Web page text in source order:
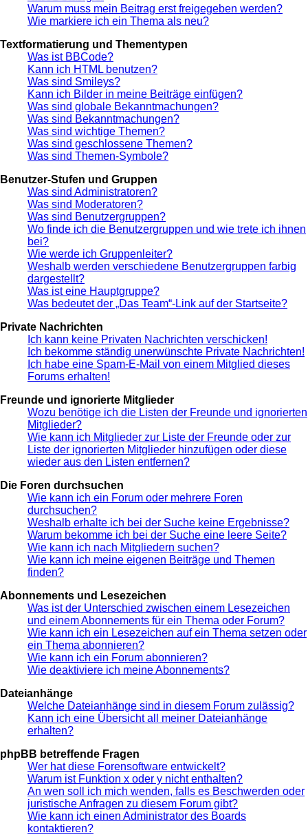
Warum muss mein Beitrag erst freigegeben werden?
Wie markiere ich ein Thema als neu?
Textformatierung und Thementypen
Was ist BBCode?
Kann ich HTML benutzen?
Was sind Smileys?
Kann ich Bilder in meine Beiträge einfügen?
Was sind globale Bekanntmachungen?
Was sind Bekanntmachungen?
Was sind wichtige Themen?
Was sind geschlossene Themen?
Was sind Themen-Symbole?
Benutzer-Stufen und Gruppen
Was sind Administratoren?
Was sind Moderatoren?
Was sind Benutzergruppen?
Wo finde ich die Benutzergruppen und wie trete ich ihnen
bei?
Wie werde ich Gruppenleiter?
Weshalb werden verschiedene Benutzergruppen farbig
dargestellt?
Was ist eine Hauptgruppe?
Was bedeutet der „Das Team“-Link auf der Startseite?
Private Nachrichten
Ich kann keine Privaten Nachrichten verschicken!
Ich bekomme ständig unerwünschte Private Nachrichten!
Ich habe eine Spam-E-Mail von einem Mitglied dieses
Forums erhalten!
Freunde und ignorierte Mitglieder
Wozu benötige ich die Listen der Freunde und ignorierten
Mitglieder?
Wie kann ich Mitglieder zur Liste der Freunde oder zur
Liste der ignorierten Mitglieder hinzufügen oder diese
wieder aus den Listen entfernen?
Die Foren durchsuchen
Wie kann ich ein Forum oder mehrere Foren
durchsuchen?
Weshalb erhalte ich bei der Suche keine Ergebnisse?
Warum bekomme ich bei der Suche eine leere Seite?
Wie kann ich nach Mitgliedern suchen?
Wie kann ich meine eigenen Beiträge und Themen
finden?
Abonnements und Lesezeichen
Was ist der Unterschied zwischen einem Lesezeichen
und einem Abonnements für ein Thema oder Forum?
Wie kann ich ein Lesezeichen auf ein Thema setzen oder
ein Thema abonnieren?
Wie kann ich ein Forum abonnieren?
Wie deaktiviere ich meine Abonnements?
Dateianhänge
Welche Dateianhänge sind in diesem Forum zulässig?
Kann ich eine Übersicht all meiner Dateianhänge
erhalten?
phpBB betreffende Fragen
Wer hat diese Forensoftware entwickelt?
Warum ist Funktion x oder y nicht enthalten?
An wen soll ich mich wenden, falls es Beschwerden oder
juristische Anfragen zu diesem Forum gibt?
Wie kann ich einen Administrator des Boards
kontaktieren?